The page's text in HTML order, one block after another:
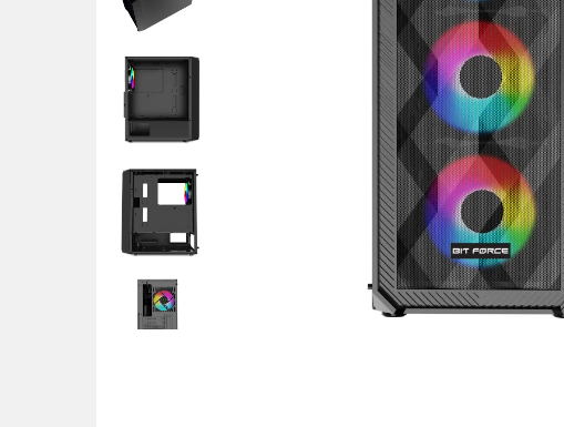
Mrežna oprema
Alarmi i video nadzor
Printeri i skeneri
Stolice i stolovi
Novčanici